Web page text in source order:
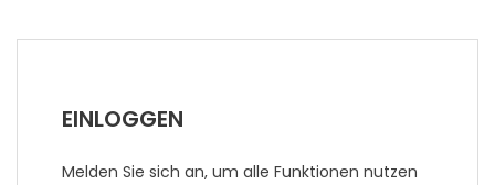
EINLOGGEN
Melden Sie sich an, um alle Funktionen nutzen